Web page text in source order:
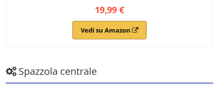
3150 5150 6198 7150 Kit di ricambio con 3 spazzole e
strumenti
19,99 €
Vedi su Amazon
Spazzola centrale